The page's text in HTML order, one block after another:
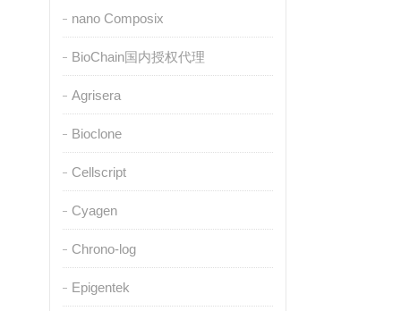
nano Composix
BioChain国内授权代理
Agrisera
Bioclone
Cellscript
Cyagen
Chrono-log
Epigentek